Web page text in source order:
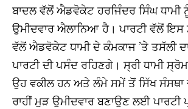
ਬਾਦਲ ਵੱਲੋਂ ਐਡਵੋਕੇਟ ਹਰਜਿੰਦਰ ਸਿੰਘ ਧਾਮੀ
ਉਮੀਦਵਾਰ ਐਲਾਨਿਆ ਹੈ। ਪਾਰਟੀ ਵੱਲੋਂ ਇਸ
ਵੱਲੋਂ ਐਡਵੋਕੇਟ ਧਾਮੀ ਦੇ ਕੰਮਕਾਜ ’ਤੇ ਤਸੱਲੀ
ਪਾਰਟੀ ਦੀ ਪਸੰਦ ਰਹਿਣਗੇ। ਸ੍ਰੀ ਧਾਮੀ
ਉਹ ਵਕੀਲ ਹਨ ਅਤੇ ਲੰਮੇ ਸਮੇਂ ਤੋਂ ਸਿੱਖ
ਰਾਹੀਂ ਮੁੜ ਉਮੀਦਵਾਰ ਬਣਾਉਣ ਲਈ ਪਾਰਟੀ